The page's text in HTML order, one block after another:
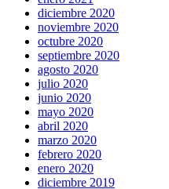
diciembre 2020
noviembre 2020
octubre 2020
septiembre 2020
agosto 2020
julio 2020
junio 2020
mayo 2020
abril 2020
marzo 2020
febrero 2020
enero 2020
diciembre 2019